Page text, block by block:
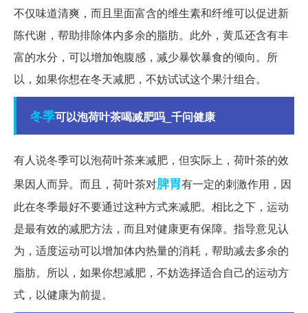
不仅味道清爽，而且里面富含的维生素和纤维可以促进新
陈代谢，帮助排除体内多余的脂肪。此外，黄瓜还含有丰
富的水分，可以增加饱腹感，减少暴饮暴食的倾向。所
以，如果你想在冬天减肥，不妨试试这个果汁组合。
冬季可以泡荷叶茶喝减肥吗_千问健康
有人说冬季可以泡荷叶茶来减肥，但实际上，荷叶茶的效
果因人而异。而且，荷叶茶对脾胃有一定的刺激作用，因
此在冬季最好不要通过这种方式来减肥。相比之下，运动
是最有效的减肥方法，而且对健康更有保障。指导意见认
为，适度运动可以增加体内热量的消耗，帮助减去多余的
脂肪。所以，如果你想减肥，不妨选择适合自己的运动方
式，以健康为前提。